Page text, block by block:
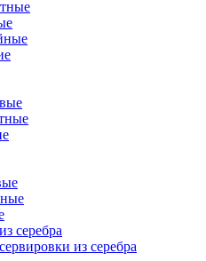
серебра
из серебра